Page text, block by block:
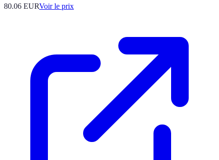
80.06 EURVoir le prix